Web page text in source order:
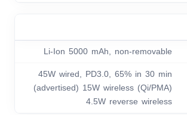
Li-Ion 5000 mAh, non-removable
45W wired, PD3.0, 65% in 30 min
(advertised) 15W wireless (Qi/PMA)
4.5W reverse wireless